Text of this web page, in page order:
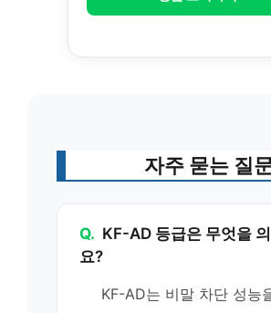
자주 묻는 질
Q. KF-AD 등급은 무엇을
요?
KF-AD는 비말 차단 성능